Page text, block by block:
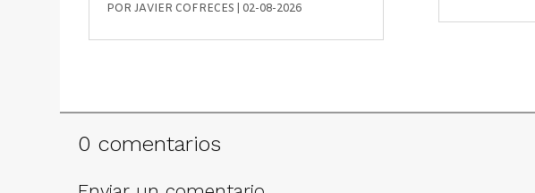
PORJAVIER COFRECES 02-08-2026
0 comentarios